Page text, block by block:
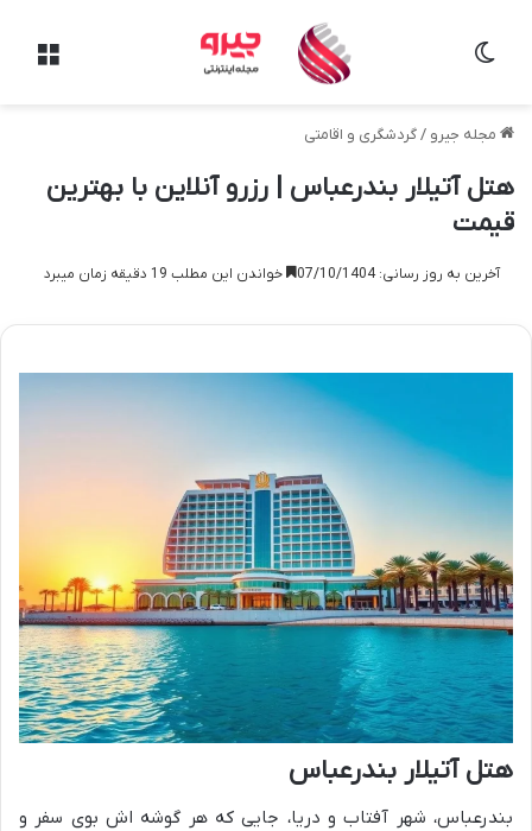
مجله جیرو /گردشگری و اقامتی
هتل آتیلار بندرعباس | رزرو آنلاین با بهترین
قیمت
آخرین به روز رسانی: 07/10/1404 خواندن این مطلب 19 دقیقه زمان میبرد
هتل آتیلار بندرعباس
بندرعباس، شهر آفتاب و دریا، جایی که هر گوشه اش بوی سفر و